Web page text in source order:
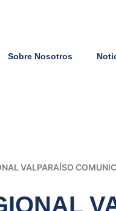
Sobre Nosotros
VALPARAÍSO